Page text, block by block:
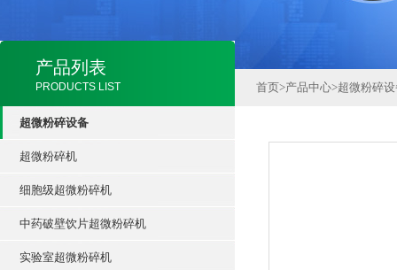
产品列表
PRODUCTS LIST
超微粉碎设备
超微粉碎机
细胞级超微粉碎机
中药破壁饮片超微粉碎机
实验室超微粉碎机
首页>产品中心>超微粉碎